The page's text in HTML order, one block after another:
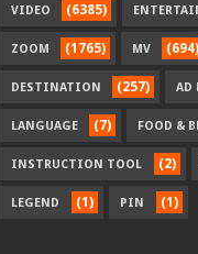
VIDEO (6385)
ZOOM (1765) MV (694)
DESTINATION (257) AD
LANGUAGE (7) FOOD &
INSTRUCTION TOOL (2)
LEGEND (1) PIN (1)